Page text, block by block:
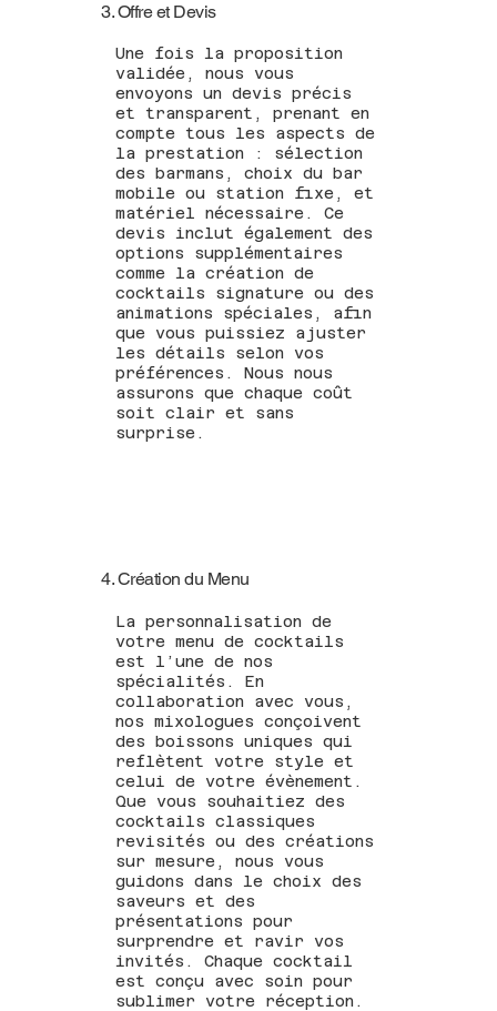
3. Offre et Devis
Une fois la proposition
validée, nous vous
envoyons un devis précis
et transparent, prenant en
compte tous les aspects de
la prestation : sélection
des barmans, choix du bar
mobile ou station fixe, et
matériel nécessaire. Ce
devis inclut également des
options supplémentaires
comme la création de
cocktails signature ou des
animations spéciales, afin
que vous puissiez ajuster
les détails selon vos
préférences. Nous nous
assurons que chaque coût
soit clair et sans
surprise.
4. Création du Menu
La personnalisation de
votre menu de cocktails
est l’une de nos
spécialités. En
collaboration avec vous,
nos mixologues conçoivent
des boissons uniques qui
reflètent votre style et
celui de votre évènement.
Que vous souhaitiez des
cocktails classiques
revisités ou des créations
sur mesure, nous vous
guidons dans le choix des
saveurs et des
présentations pour
surprendre et ravir vos
invités. Chaque cocktail
est conçu avec soin pour
sublimer votre réception.